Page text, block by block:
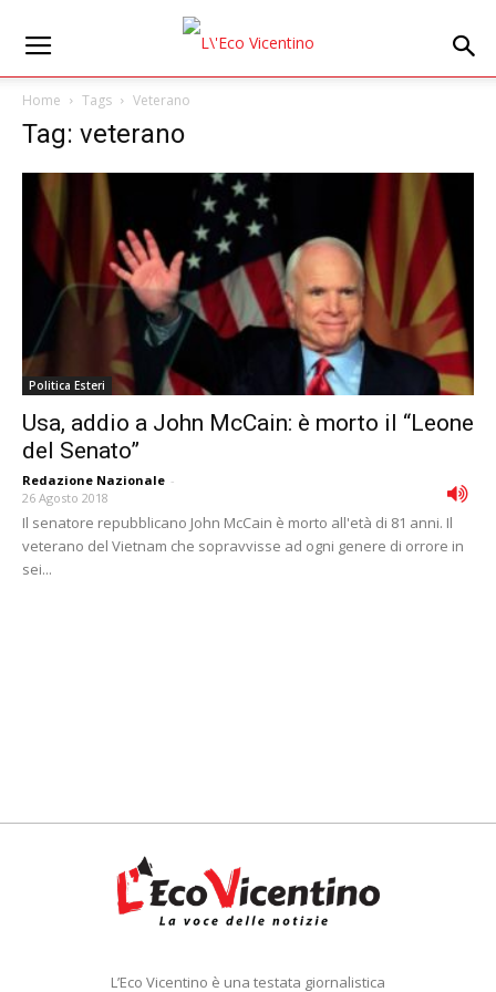
Home Tags Veterano
Tag: veterano
Politica Esteri
Usa, addio a John McCain: è morto il “Leone
del Senato”
Redazione Nazionale -
26 Agosto 2018
Il senatore repubblicano John McCain è morto all'età di 81 anni. Il
veterano del Vietnam che sopravvisse ad ogni genere di orrore in
sei...
L’Eco Vicentino è una testata giornalistica